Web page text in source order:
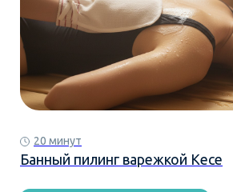
Банный пилинг варежкой Кесе
20 минут